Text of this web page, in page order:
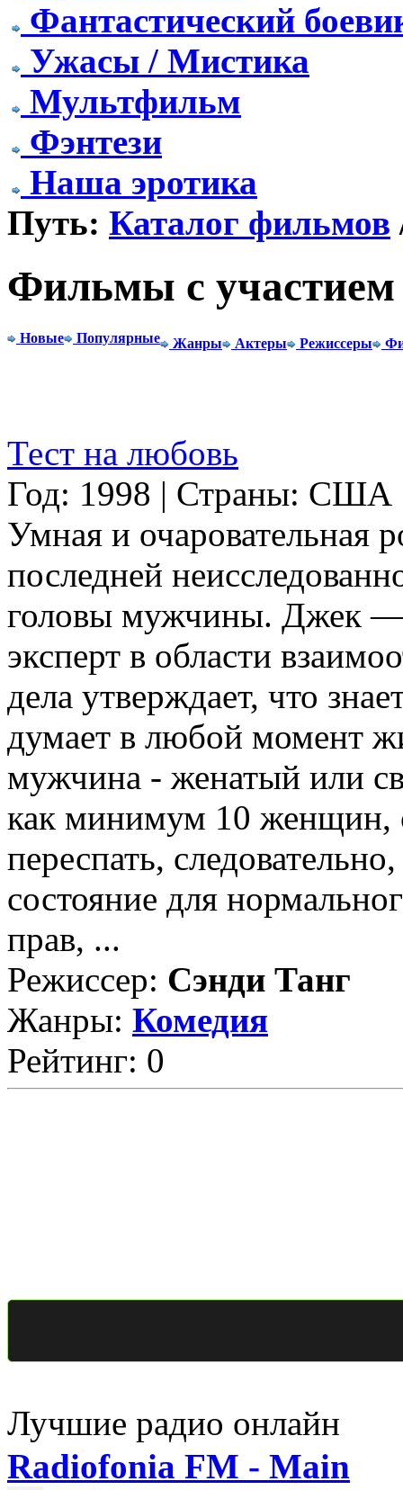
Фантастический
Ужасы / Мистика
Мультфильм
Фэнтези
Наша эротика
Путь: Каталог фильмов
Фильмы с
Новые Популярные Жанры Актеры Режиссеры
Тест на любовь
Год: 1998 | Страны: США
Умная и очаровательная
последней
головы мужчины. Джек
эксперт в области
дела утверждает, что
думает в любой момент
мужчина - женатый или
как минимум 10 женщин,
переспать,
состояние для
прав, ...
Режиссер: Сэнди Танг
Жанры: Комедия
Рейтинг: 0
Лучшие радио онлайн
Radiofonia FM - Main